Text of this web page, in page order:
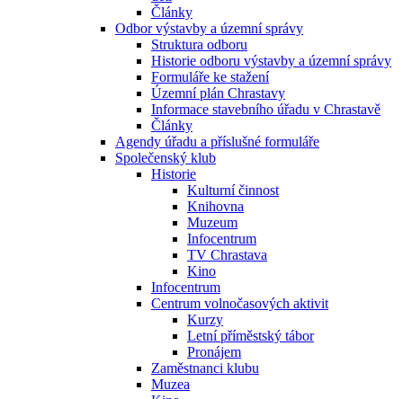
Články
Odbor výstavby a územní správy
Struktura odboru
Historie odboru výstavby a územní správy
Formuláře ke stažení
Územní plán Chrastavy
Informace stavebního úřadu v Chrastavě
Články
Agendy úřadu a příslušné formuláře
Společenský klub
Historie
Kulturní činnost
Knihovna
Muzeum
Infocentrum
TV Chrastava
Kino
Infocentrum
Centrum volnočasových aktivit
Kurzy
Letní příměstský tábor
Pronájem
Zaměstnanci klubu
Muzea